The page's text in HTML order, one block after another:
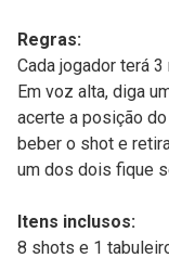
Regras:
Cada jogador terá
Em voz alta, diga
acerte a posição
beber o shot e
um dos dois fique
Itens inclusos:
8 shots e 1